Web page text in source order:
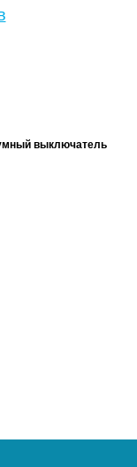
выключатель